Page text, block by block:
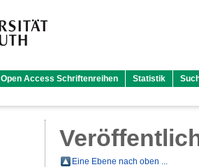
Open Access Schriftenreihen Statistik
Eine Ebene nach oben ...